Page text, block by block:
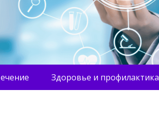
Здоровье и профилактика